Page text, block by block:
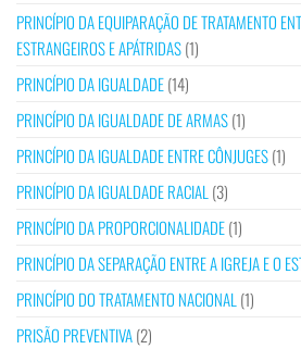
PRINCÍPIO DA EQUIPARAÇÃO DE TRATAMENTO
ESTRANGEIROS E APÁTRIDAS(1)
PRINCÍPIO DA IGUALDADE(14)
PRINCÍPIO DA IGUALDADE DE ARMAS(1)
PRINCÍPIO DA IGUALDADE ENTRE CÔNJUGES(1)
PRINCÍPIO DA IGUALDADE RACIAL (3)
PRINCÍPIO DA PROPORCIONALIDADE(1)
PRINCÍPIO DA SEPARAÇÃO ENTRE A IGREJA E O
PRINCÍPIO DO TRATAMENTO NACIONAL (1)
PRISÃO PREVENTIVA(2)